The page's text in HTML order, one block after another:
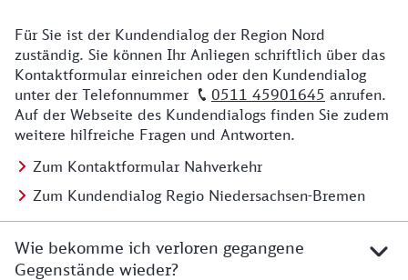
Details zu Kontakt
Für Sie ist der Kundendialog der Region Nord
zuständig. Sie können Ihr Anliegen schriftlich über das
Kontaktformular einreichen oder den Kundendialog
unter der Telefonnummer
0511 45901645 anrufen.
Auf der Webseite des Kundendialogs finden Sie zudem
weitere hilfreiche Fragen und Antworten.
Zum Kontaktformular Nahverkehr
Zum Kundendialog Regio Niedersachsen-Bremen
Wie bekomme ich verloren gegangene
Gegenstände wieder?